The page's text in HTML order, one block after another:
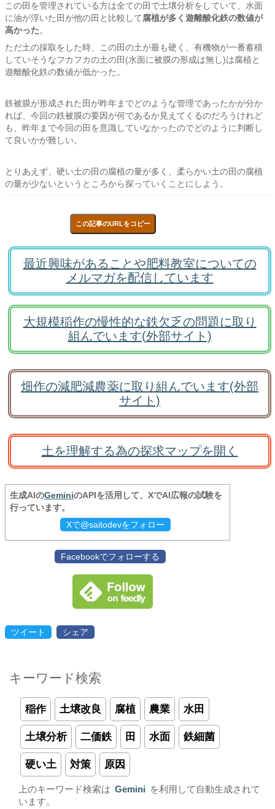
この田を管理されている方は全ての田で土壌分析をしていて、水面
に油が浮いた田が他の田と比較して腐植が多く遊離酸化鉄の数値が
高かった。
ただ土の採取をした時、この田の土が最も硬く、有機物が一番蓄積
していそうなフカフカの土の田(水面に被膜の形成は無し)は腐植と
遊離酸化鉄の数値が低かった。
鉄被膜が形成された田が昨年までどのような管理であったかが分か
れば、今回の鉄被膜の要因が何であるか見えてくるのだろうけれど
も、昨年まで今回の田を意識していなかったのでどのように判断し
て良いかが難しい。
とりあえず、硬い土の田の腐植の量が多く、柔らかい土の田の腐植
の量が少ないというところから探っていくことにしよう。
この記事のURLをコピー
最近興味があることや肥料教室についての
メルマガを配信しています
大規模稲作の慢性的な鉄欠乏の問題に取り
組んでいます(外部サイト)
畑作の減肥減農薬に取り組んでいます(外部
サイト)
土を理解する為の探求マップを開く
生成AIのGeminiのAPIを活用して、XでAI広報の試験を
行っています。
Xで@saitodevをフォロー
Facebookでフォローする
ツイート シェア
キーワード検索
稲作 土壌改良 腐植 農業 水田
土壌分析 二価鉄 田 水面 鉄細菌
硬い土 対策 原因
上のキーワード検索は Gemini
を利用して自動生成されて
います。